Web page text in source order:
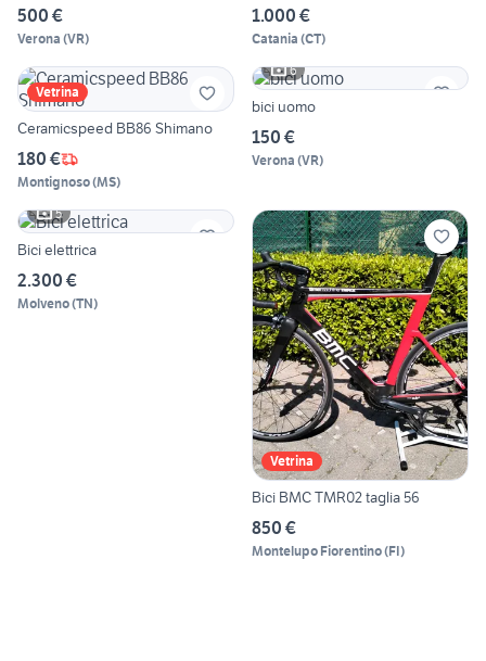
500 €
Verona (VR)
1.000 €
Catania (CT)
Vetrina
Ceramicspeed BB86 Shimano
180 €
Montignoso(MS)
6
bici uomo
150 €
Verona (VR)
5
Bici elettrica
2.300 €
Molveno(TN)
Vetrina
Bici BMC TMR02 taglia 56
850 €
Montelupo Fiorentino(FI)